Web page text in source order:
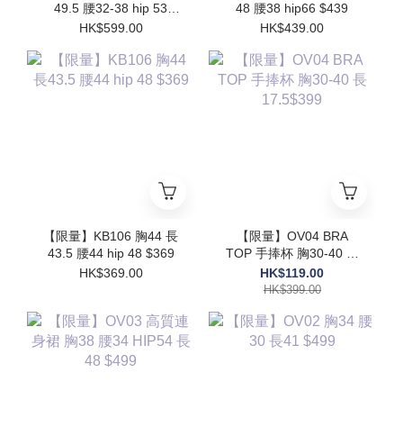
49.5 腰32-38 hip 53
$599
HK$599.00
48 腰38 hip66 $439
HK$439.00
【限量】KB106 胸44 長
43.5 腰44 hip 48 $369
HK$369.00
【限量】OV04 BRA
TOP 手捧杯 胸30-40 長
17.5$399
HK$119.00
HK$399.00